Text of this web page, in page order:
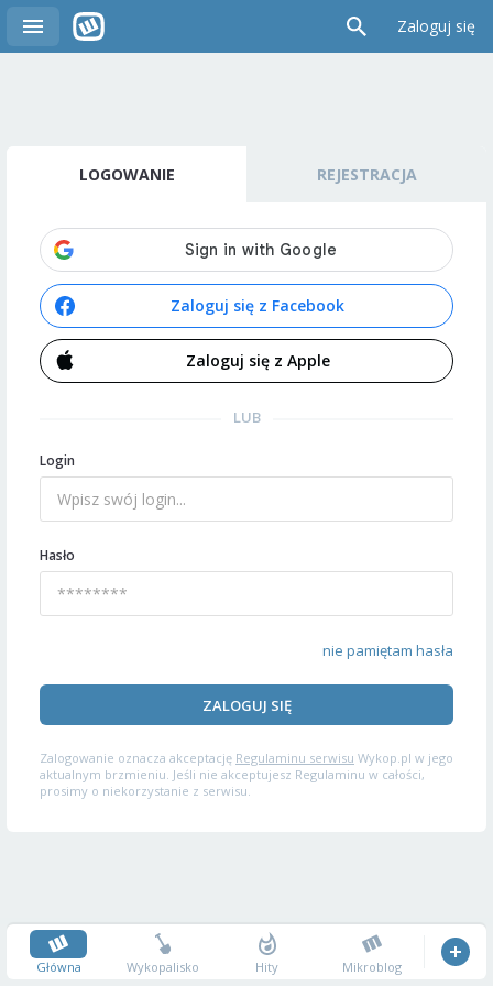
Zaloguj się
LOGOWANIE REJESTRACJA
Zaloguj się z Facebook
Zaloguj się z Apple
LUB
Login
Hasło
nie pamiętam hasła
ZALOGUJ SIĘ
Zalogowanie oznacza akceptację Regulaminu serwisu Wykop.pl w jego
aktualnym brzmieniu. Jeśli nie akceptujesz Regulaminu w całości,
prosimy o niekorzystanie z serwisu.
Główna Wykopalisko Hity Mikroblog